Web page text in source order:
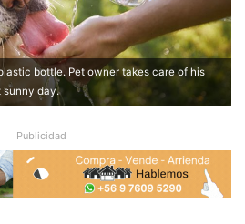
bottle. Pet owner takes care of his
sunny day.
Publicidad